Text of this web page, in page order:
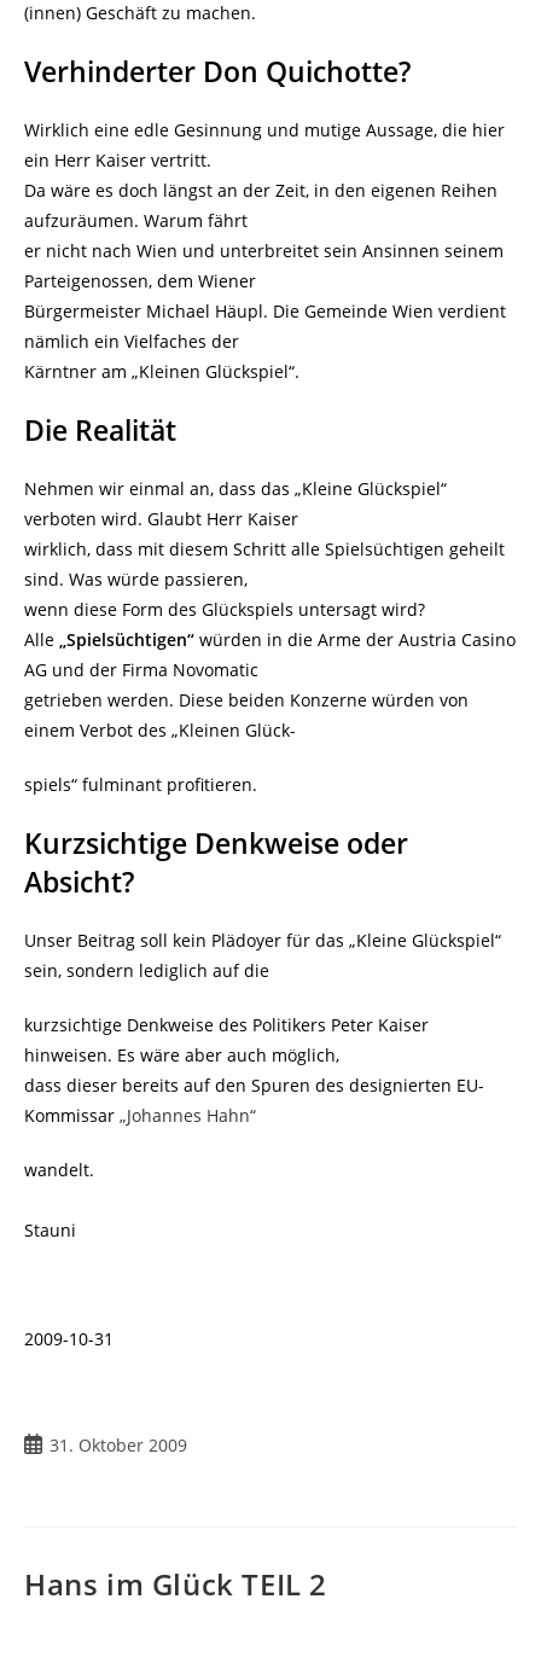
(innen) Geschäft zu machen.
Verhinderter Don Quichotte?
Wirklich eine edle Gesinnung und mutige Aussage, die hier
ein Herr Kaiser vertritt.
Da wäre es doch längst an der Zeit, in den eigenen Reihen
aufzuräumen. Warum fährt
er nicht nach Wien und unterbreitet sein Ansinnen seinem
Parteigenossen, dem Wiener
Bürgermeister Michael Häupl. Die Gemeinde Wien verdient
nämlich ein Vielfaches der
Kärntner am „Kleinen Glückspiel“.
Die Realität
Nehmen wir einmal an, dass das „Kleine Glückspiel“
verboten wird. Glaubt Herr Kaiser
wirklich, dass mit diesem Schritt alle Spielsüchtigen geheilt
sind. Was würde passieren,
wenn diese Form des Glückspiels untersagt wird?
Alle „Spielsüchtigen“ würden in die Arme der Austria Casino
AG und der Firma Novomatic
getrieben werden. Diese beiden Konzerne würden von
einem Verbot des „Kleinen Glück-
spiels“ fulminant profitieren.
Kurzsichtige Denkweise oder
Absicht?
Unser Beitrag soll kein Plädoyer für das „Kleine Glückspiel“
sein, sondern lediglich auf die
kurzsichtige Denkweise des Politikers Peter Kaiser
hinweisen. Es wäre aber auch möglich,
dass dieser bereits auf den Spuren des designierten EU-
Kommissar „Johannes Hahn“
wandelt.
Stauni
2009-10-31
Beitrag
31. Oktober 2009
Hans im Glück TEIL 2